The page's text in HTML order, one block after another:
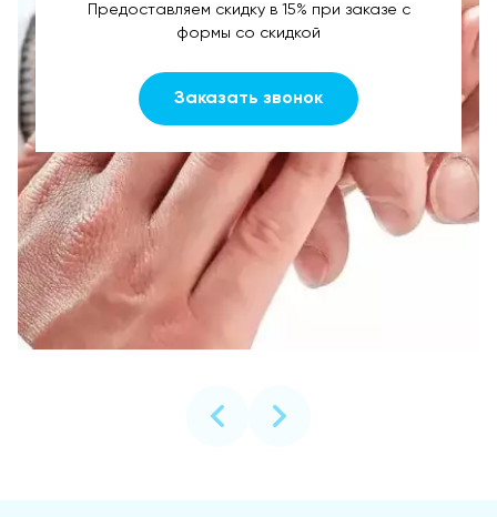
Предоставляем скидку в 15% при заказе с
формы со скидкой
Заказать звонок